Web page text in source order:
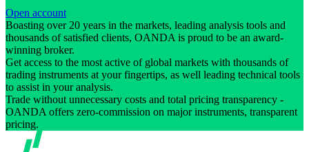
Open account
Boasting over 20 years in the markets, leading analysis tools and
thousands of satisfied clients, OANDA is proud to be an award-
winning broker.
Get access to the most active of global markets with thousands of
trading instruments at your fingertips, as well leading technical tools
to assist in your analysis.
Trade without unnecessary costs and total pricing transparency -
OANDA offers zero-commission on major instruments, transparent
pricing.